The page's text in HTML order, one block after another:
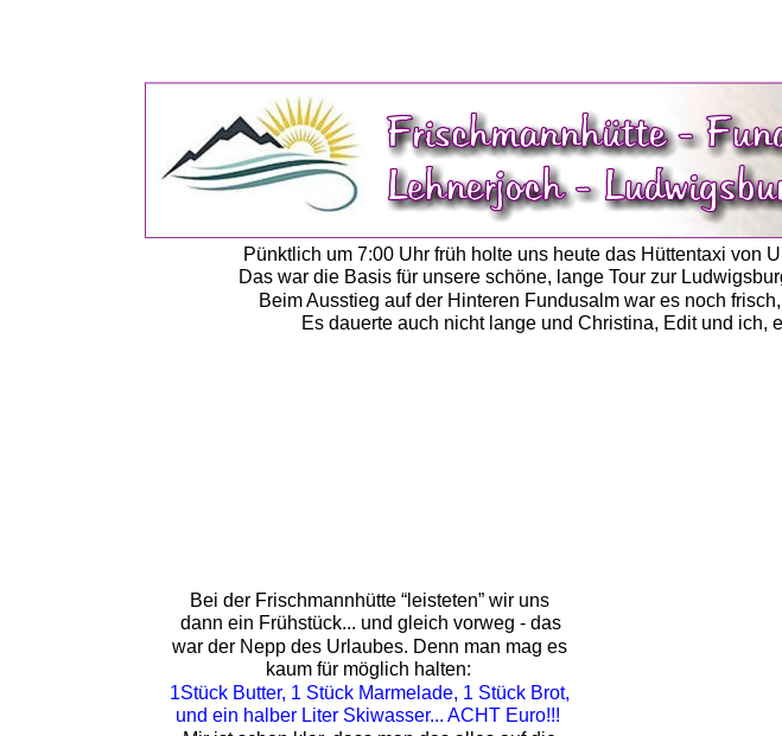
Pünktlich um 7:00 Uhr früh holte uns heute das Hüttentaxi von
Das war die Basis für unsere schöne, lange Tour zur
Beim Ausstieg auf der Hinteren Fundusalm war es noch
Es dauerte auch nicht lange und Christina, Edit und
Bei der Frischmannhütte “leisteten” wir uns
dann ein Frühstück... und gleich vorweg - das
war der Nepp des Urlaubes. Denn man mag es
kaum für möglich halten:
1Stück Butter, 1 Stück Marmelade, 1 Stück Brot,
und ein halber Liter Skiwasser... ACHT Euro!!!